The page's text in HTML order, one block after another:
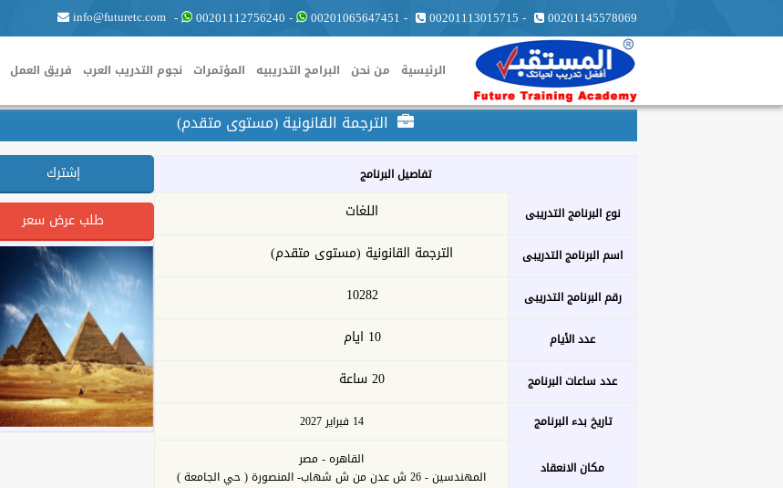
00201145578069
-
00201113015715
-
00201065647451
-
00201112756240
-
info@futuretc.com
الرئيسية من نحن البرامج التدريبيه المؤتمرات نجوم التدريب العرب فريق العمل
الترجمة القانونية (مستوى متقدم)
تفاصيل البرنامج
نوع البرنامج التدريبى
اللغات
اسم البرنامج التدريبى الترجمة القانونية (مستوى متقدم)
رقم البرنامج التدريبى 10282
عدد الأيام 10 ايام
عدد ساعات البرنامج 20 ساعة
تاريخ بدء البرنامج 14 فبراير 2027
مكان الانعقاد
القاهره - مصر
المهندسين - 26 ش عدن من ش شهاب- المنصورة ( حي الجامعة )
إشترك
طلب عرض سعر